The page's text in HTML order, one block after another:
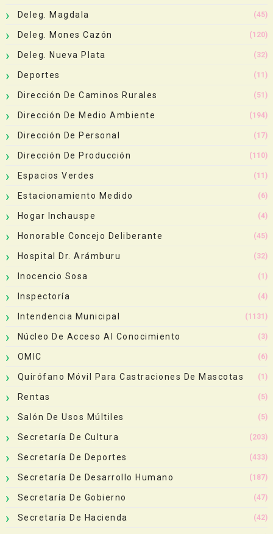
Deleg. Magdala (45)
Deleg. Mones Cazón (120)
Deleg. Nueva Plata (32)
Deportes (11)
Dirección De Caminos Rurales (51)
Dirección De Medio Ambiente (194)
Dirección De Personal (17)
Dirección De Producción (110)
Espacios Verdes (11)
Estacionamiento Medido (6)
Hogar Inchauspe (4)
Honorable Concejo Deliberante (45)
Hospital Dr. Arámburu (32)
Inocencio Sosa (1)
Inspectoría (4)
Intendencia Municipal (1131)
Núcleo De Acceso Al Conocimiento (3)
OMIC (6)
Quirófano Móvil Para Castraciones De Mascotas (1)
Rentas (5)
Salón De Usos Múltiles (5)
Secretaría De Cultura (203)
Secretaría De Deportes (433)
Secretaría De Desarrollo Humano (187)
Secretaría De Gobierno (47)
Secretaría De Hacienda (42)